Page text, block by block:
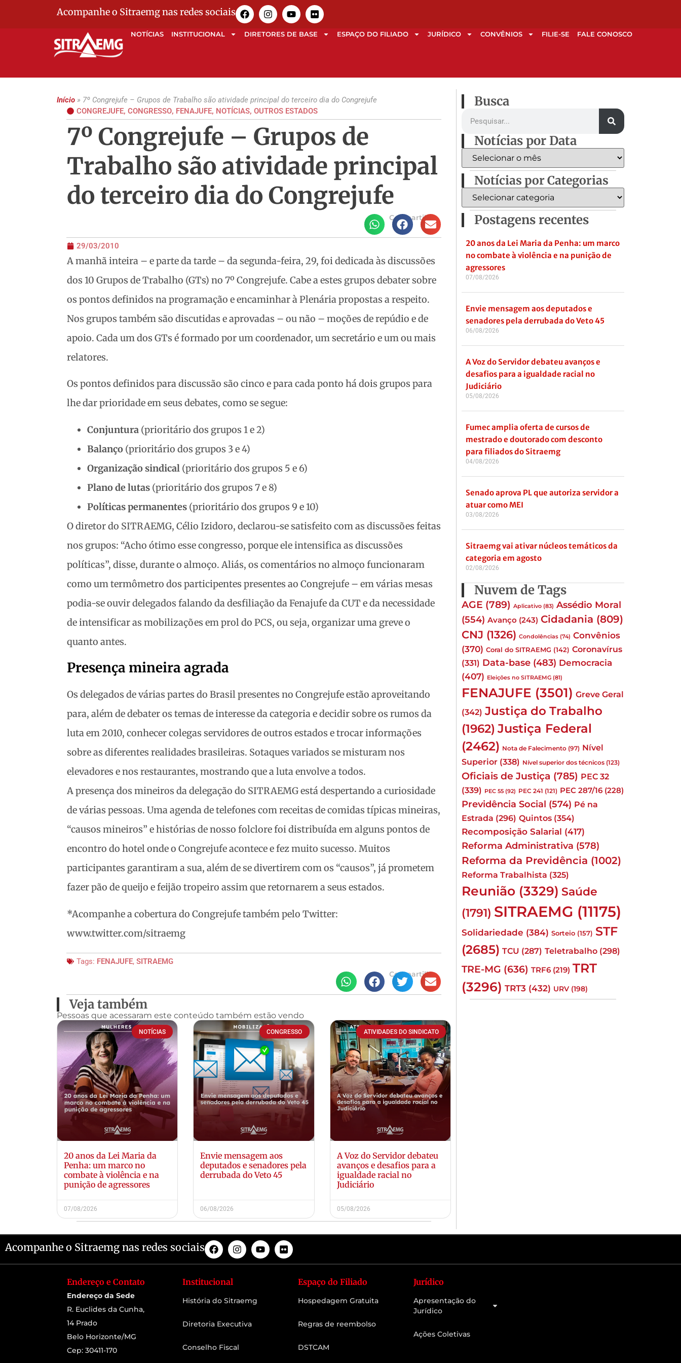
Acompanhe o Sitraemg nas redes sociais
NOTÍCIAS INSTITUCIONAL DIRETORES DE BASE ESPAÇO DO FILIADO JURÍDICO CONVÊNIOS FILIE-SE FALE CONOSCO
Início » 7º Congrejufe – Grupos de Trabalho são atividade principal do terceiro dia do Congrejufe
CONGREJUFE, CONGRESSO, FENAJUFE, NOTÍCIAS, OUTROS ESTADOS
7º Congrejufe – Grupos de
Trabalho são atividade principal
do terceiro dia do Congrejufe
Compartilhe
29/03/2010
A manhã inteira – e parte da tarde – da segunda-feira, 29, foi dedicada às discussões
dos 10 Grupos de Trabalho (GTs) no 7º Congrejufe. Cabe a estes grupos debatersobre
os pontos definidos na programação e encaminhar à Plenária propostas a respeito.
Nos grupos também são discutidas e aprovadas – ou não – moções de repúdio e de
apoio. Cada um dos GTs é formado por um coordenador, um secretário e um ou mais
relatores.
Os pontos definidos para discussão são cinco e para cada ponto há dois grupos para
lhe dar prioridade em seus debates, como se segue:
Conjuntura (prioritário dos grupos 1 e 2)
Balanço (prioritário dos grupos 3 e 4)
Organização sindical (prioritário dos grupos 5 e 6)
Plano de lutas (prioritário dos grupos 7 e 8)
Políticas permanentes (prioritário dos grupos 9 e 10)
O diretor do SITRAEMG, Célio Izidoro, declarou-se satisfeito com as discussões feitas
nos grupos: “Acho ótimo esse congresso, porque ele intensifica as discussões
políticas”, disse, durante o almoço. Aliás, os comentários no almoço funcionaram
como um termômetro dos participentes presentes ao Congrejufe – em várias mesas
podia-se ouvir delegados falando da desfiliação da Fenajufe da CUT e da necessidade
de intensificar as mobilizações em prol do PCS, ou seja, organizar uma greve o
quanto antes.
Presença mineira agrada
Os delegados de várias partes do Brasil presentes no Congrejufe estão aproveitando
para, além de debater os temas de interesse da categoria e decidir sobre os rumos da
luta em 2010, conhecer colegas servidores de outros estados e trocar informações
sobre as diferentes realidades brasileiras. Sotaques variados se misturam nos
elevadores e nos restaurantes, mostrando que a luta envolve a todos.
A presença dos mineiros da delegação do SITRAEMG está despertando a curiosidade
de várias pessoas. Uma agenda de telefones com receitas de comidas típicas mineiras,
“causos mineiros” e histórias de nosso folclore foi distribuída em alguns pontos de
encontro do hotel onde o Congrejufe acontece e fez muito sucesso. Muitos
participantes garantiram a sua, além de se divertirem com os “causos”, já prometem
fazer pão de queijo e feijão tropeiro assim que retornarem a seus estados.
*Acompanhe a cobertura do Congrejufe também pelo Twitter:
www.twitter.com/sitraemg
Tags: FENAJUFE, SITRAEMG
Compartilhe
Veja também
Pessoas que acessaram este conteúdo também estão vendo
NOTÍCIAS
20 anos da Lei Maria da
Penha: um marco no
combate à violência e na
punição de agressores
07/08/2026
CONGRESSO
Envie mensagem aos
deputados e senadores pela
derrubada do Veto 45
06/08/2026
ATIVIDADES DO SINDICATO
A Voz do Servidor debateu
avanços e desafios para a
igualdade racial no
Judiciário
05/08/2026
Busca
Notícias por Data
Notícias por Categorias
Postagens recentes
20 anos da Lei Maria da Penha: um marco
no combate à violência e na punição de
agressores
07/08/2026
Envie mensagem aos deputados e
senadores pela derrubada do Veto 45
06/08/2026
A Voz do Servidor debateu avanços e
desafios para a igualdade racial no
Judiciário
05/08/2026
Fumec amplia oferta de cursos de
mestrado e doutorado com desconto
para filiados do Sitraemg
04/08/2026
Senado aprova PL que autoriza servidor a
atuar como MEI
03/08/2026
Sitraemg vai ativar núcleos temáticos da
categoria em agosto
02/08/2026
Nuvem de Tags
AGE (789) Aplicativo (83) Assédio Moral
(554) Avanço (243) Cidadania (809)
CNJ (1326) Condolências (74) Convênios
(370) Coral do SITRAEMG (142) Coronavírus
(331) Data-base (483) Democracia
(407) Eleições no SITRAEMG (81)
FENAJUFE (3501) Greve Geral
(342) Justiça do Trabalho
(1962) Justiça Federal
(2462) Nota de Falecimento (97) Nível
Superior (338) Nível superior dos técnicos (123)
Oficiais de Justiça (785) PEC 32
(339) PEC 55 (92) PEC 241 (121) PEC 287/16 (228)
Previdência Social (574) Pé na
Estrada (296) Quintos (354)
Recomposição Salarial (417)
Reforma Administrativa (578)
Reforma da Previdência (1002)
Reforma Trabalhista (325)
Reunião (3329) Saúde
(1791) SITRAEMG (11175)
Solidariedade (384) Sorteio (157) STF
(2685) TCU (287) Teletrabalho (298)
TRE-MG (636) TRF6 (219) TRT
(3296) TRT3 (432) URV (198)
Acompanhe o Sitraemg nas redes sociais
Endereço e Contato
Endereço da Sede
R. Euclides da Cunha,
14 Prado
Belo Horizonte/MG
Cep: 30411-170
Institucional
História do Sitraemg
Diretoria Executiva
Conselho Fiscal
Espaço do Filiado
Hospedagem Gratuita
Regras de reembolso
DSTCAM
Jurídico
Apresentação do
Jurídico
Ações Coletivas